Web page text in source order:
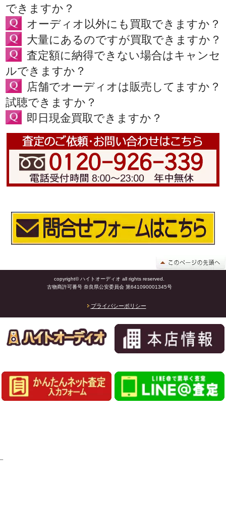
できますか？
オーディオ以外にも買取できますか？
大量にあるのですが買取できますか？
査定額に納得できない場合はキャンセ
ルできますか？
店舗でオーディオは販売してますか？
試聴できますか？
即日現金買取できますか？
copyright© ハイトオーディオ all rights reserved.
古物商許可番号 奈良県公安委員会 第641090001345号
プライバシーポリシー